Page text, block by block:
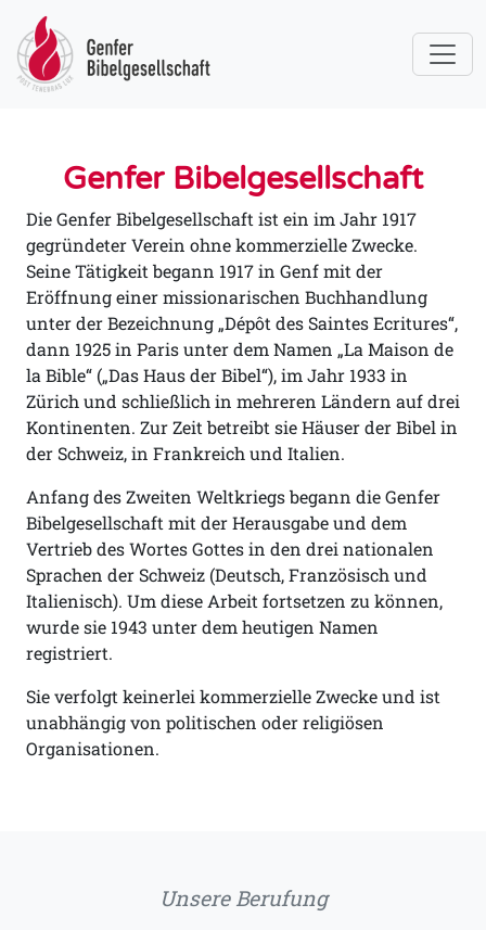
Genfer Bibelgesellschaft
Die Genfer Bibelgesellschaft ist ein im Jahr 1917
gegründeter Verein ohne kommerzielle Zwecke.
Seine Tätigkeit begann 1917 in Genf mit der
Eröffnung einer missionarischen Buchhandlung
unter der Bezeichnung „Dépôt des Saintes Ecritures“,
dann 1925 in Paris unter dem Namen „La Maison de
la Bible“ („Das Haus der Bibel“), im Jahr 1933 in
Zürich und schließlich in mehreren Ländern auf drei
Kontinenten. Zur Zeit betreibt sie Häuser der Bibel in
der Schweiz, in Frankreich und Italien.
Anfang des Zweiten Weltkriegs begann die Genfer
Bibelgesellschaft mit der Herausgabe und dem
Vertrieb des Wortes Gottes in den drei nationalen
Sprachen der Schweiz (Deutsch, Französisch und
Italienisch). Um diese Arbeit fortsetzen zu können,
wurde sie 1943 unter dem heutigen Namen
registriert.
Sie verfolgt keinerlei kommerzielle Zwecke und ist
unabhängig von politischen oder religiösen
Organisationen.
Unsere Berufung